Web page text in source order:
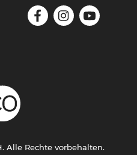
Alle Rechte vorbehalten.